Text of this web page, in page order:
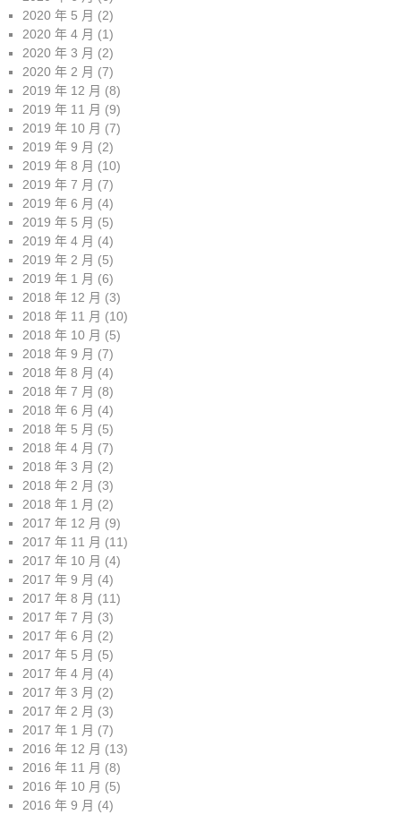
2020 年 5 月 (2)
2020 年 4 月 (1)
2020 年 3 月 (2)
2020 年 2 月 (7)
2019 年 12 月 (8)
2019 年 11 月 (9)
2019 年 10 月 (7)
2019 年 9 月 (2)
2019 年 8 月 (10)
2019 年 7 月 (7)
2019 年 6 月 (4)
2019 年 5 月 (5)
2019 年 4 月 (4)
2019 年 2 月 (5)
2019 年 1 月 (6)
2018 年 12 月 (3)
2018 年 11 月 (10)
2018 年 10 月 (5)
2018 年 9 月 (7)
2018 年 8 月 (4)
2018 年 7 月 (8)
2018 年 6 月 (4)
2018 年 5 月 (5)
2018 年 4 月 (7)
2018 年 3 月 (2)
2018 年 2 月 (3)
2018 年 1 月 (2)
2017 年 12 月 (9)
2017 年 11 月 (11)
2017 年 10 月 (4)
2017 年 9 月 (4)
2017 年 8 月 (11)
2017 年 7 月 (3)
2017 年 6 月 (2)
2017 年 5 月 (5)
2017 年 4 月 (4)
2017 年 3 月 (2)
2017 年 2 月 (3)
2017 年 1 月 (7)
2016 年 12 月 (13)
2016 年 11 月 (8)
2016 年 10 月 (5)
2016 年 9 月 (4)